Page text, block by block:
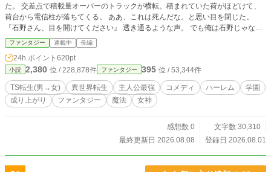
た。 交差点で積載量オーバーのトラックが横転。積まれていた荷がほどけて、
荷台から電信柱が落ちてくる。 ああ、これは死んだな。と思い目を閉じた。
『石野さん、目を開けてください』 透き通るような声。 でも俺は石野じゃなく
て板野だし。と思いながらも目を開く。 さっきの交差点でも、病院のベッドで
もなく、光に包まれた部屋。 そして目の前には天使の羽の生えた女性。 そう、
異世界転生である。 『あなたは石野建造（いしのけんぞう）93歳ですね』 「違
います」 普通に見たら93じゃないのはわかるだろう。と心の中でツッコミを入
れるも、羽の生えた女性――女神様は取り合ってくれない。 『石が好きで石と
共に歩んだ人生。石加工職人として生涯現役を貫き、最期は石の下で眠りたいと
いう遺言を残されていますね。お疲れ様でした。それではご希望通り、石の下で
8）。 決してミスを認めようとしない女神。 人違い転生者・賢治。 ギャグ満載
に……しかも女になってるぅ⁉ 人違い転生者・賢治。 ギャグ満載で波乱万丈な、
≪TS≫スローライフ生活が今始まる！ ※AIに登場人物の名前や固有名詞のアイ
ファンタジー 連載中 長編
24h.ポイント 620pt
小説 2,380 位 / 228,878件 ファンタジー 395 位 / 53,344件
TS転生(男→女) 異世界転生 主人公最強 コメディ ハーレム
学園
成り上がり
ファンタジー 魔法 女神
感想数 0
文字数 30,310
最終更新日 2026.08.08
登録日 2026.08.01